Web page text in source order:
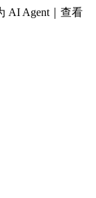
AI Agent｜查看